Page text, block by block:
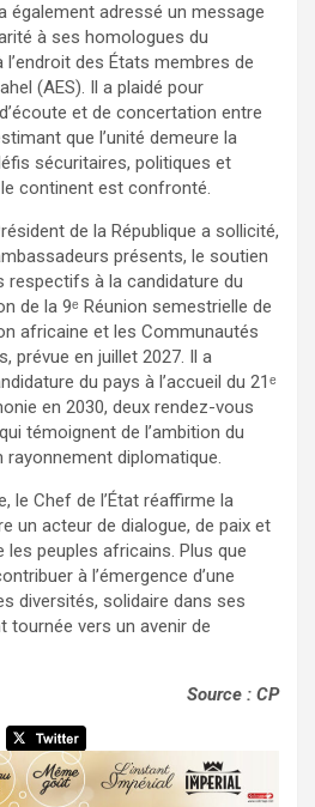
également adressé un message
à ses homologues du
des États membres de
(AES). Il a plaidé pour
et de concertation entre
que l’unité demeure la
sécuritaires, politiques et
continent est confronté.
de la République a sollicité,
présents, le soutien
respectifs à la candidature du
de la 9ᵉ Réunion semestrielle de
africaine et les Communautés
prévue en juillet 2027. Il a
du pays à l’accueil du 21ᵉ
en 2030, deux rendez-vous
témoignent de l’ambition du
diplomatique.
le Chef de l’État réaffirme la
un acteur de dialogue, de paix et
peuples africains. Plus que
à l’émergence d’une
diversités, solidaire dans ses
tournée vers un avenir de
Source : CP